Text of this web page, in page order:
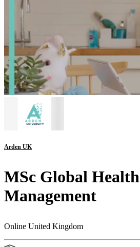
Arden UK
MSc Global Health
Management
Online United Kingdom